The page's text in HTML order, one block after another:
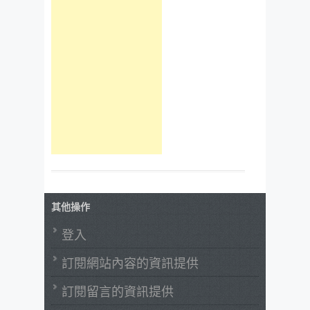
其他操作
登入
訂閱網站內容的資訊提供
訂閱留言的資訊提供